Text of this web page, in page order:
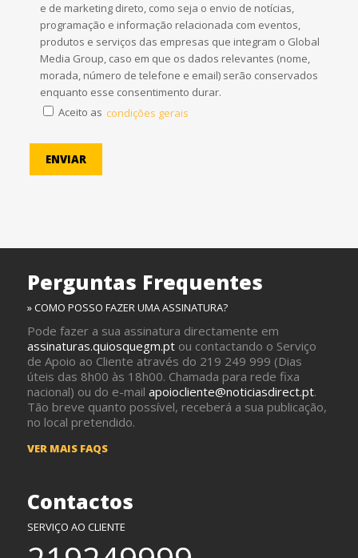
e de marketing direto, como seja o envio de notícias,
programação e informação relacionada com eventos,
produtos e serviços das empresas que integram o Global
Media Group, caso em que os dados relevantes (nome,
morada, número de telefone e email) serão conservados
enquanto esse consentimento durar.
Aceito as condições gerais
Perguntas Frequentes
» COMO POSSO FAZER UMA ASSINATURA?
Pode fazer a sua assinatura directamente em
assinaturas.quiosquegm.ptou contactando o Serviço
de Apoio ao Cliente através do 219 249 999 (Dias
úteis das 8h00 às 18h00. Chamada para rede fixa
nacional) ou do e-mail apoiocliente@noticiasdirect.pt.
Tão breve quanto possível, receberá a sua publicação,
no local pretendido.
VER MAIS FAQS
Contactos
SERVIÇO AO CLIENTE